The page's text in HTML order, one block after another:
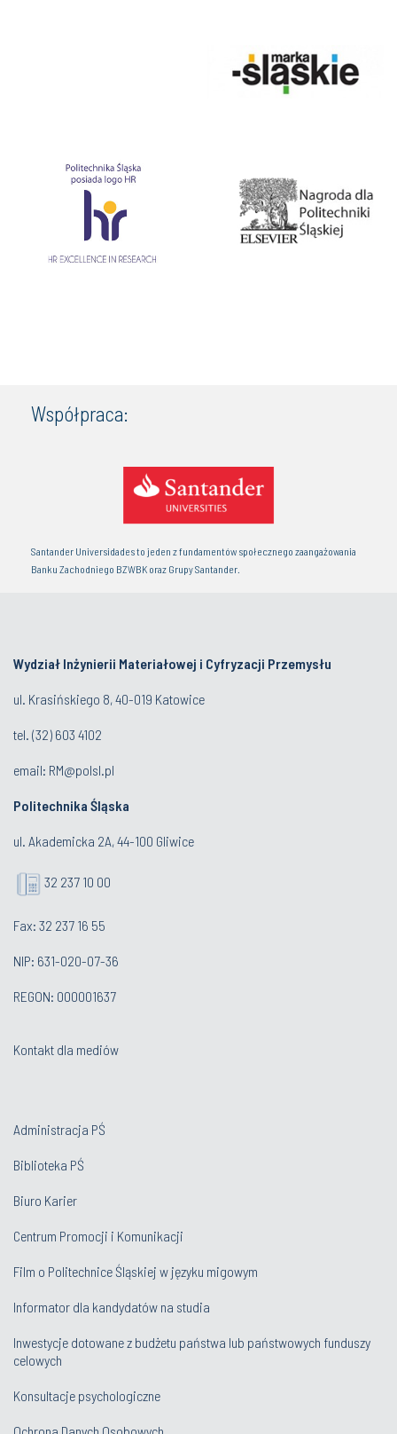
Współpraca:
Santander Universidades to jeden z fundamentów społecznego zaangażowania
Banku Zachodniego BZWBK oraz Grupy Santander.
Wydział Inżynierii Materiałowej i Cyfryzacji Przemysłu
ul. Krasińskiego 8, 40-019 Katowice
tel. (32) 603 4102
email: RM@polsl.pl
Politechnika Śląska
ul. Akademicka 2A, 44-100 Gliwice
32 237 10 00
Fax: 32 237 16 55
NIP: 631-020-07-36
REGON: 000001637
Kontakt dla mediów
Administracja PŚ
Biblioteka PŚ
Biuro Karier
Centrum Promocji i Komunikacji
Film o Politechnice Śląskiej w języku migowym
Informator dla kandydatów na studia
Inwestycje dotowane z budżetu państwa lub państwowych funduszy
celowych
Konsultacje psychologiczne